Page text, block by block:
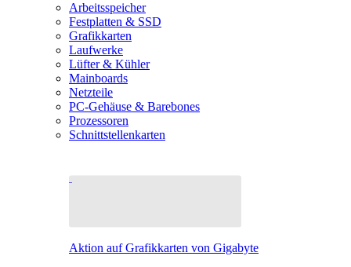
Arbeitsspeicher
Festplatten & SSD
Grafikkarten
Laufwerke
Lüfter & Kühler
Mainboards
Netzteile
PC-Gehäuse & Barebones
Prozessoren
Schnittstellenkarten
Aktion auf Grafikkarten von Gigabyte